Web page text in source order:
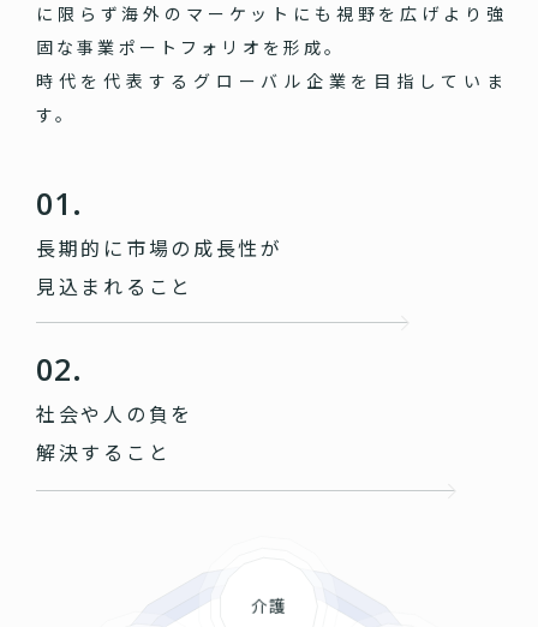
に限らず海外のマーケットにも視野を広げより強
固な事業ポートフォリオを形成。
時代を代表するグローバル企業を目指していま
す。
01.
長期的に市場の成長性が
見込まれること
02.
社会や人の負を
解決すること
介護